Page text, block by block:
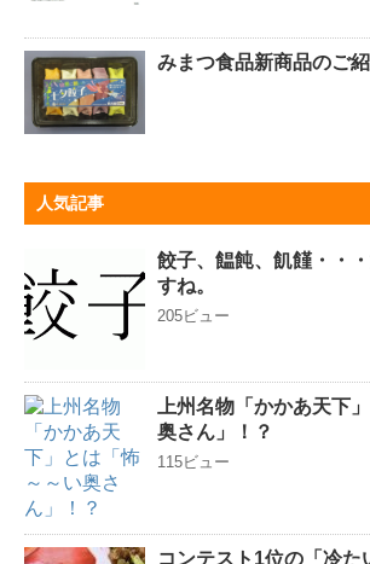
みまつ食品新商品のご紹
人気記事
餃子、饂飩、飢饉・・
すね。
205ビュー
上州名物「かかあ天下
奥さん」！？
115ビュー
コンテスト1位の「冷た